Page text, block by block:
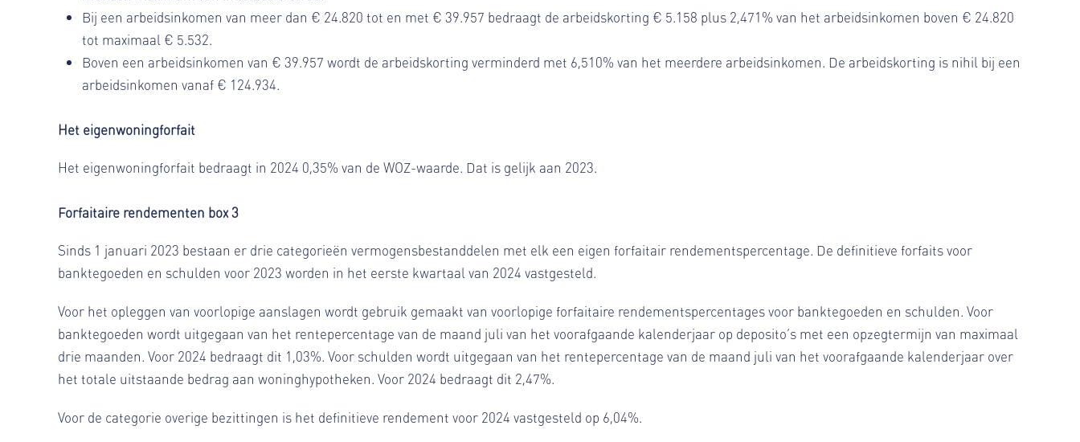
Bij een arbeidsinkomen van meer dan € 24.820 tot en met € 39.957 bedraagt de arbeidskorting € 5.158 plus 2,471% van het arbeidsinkomen boven € 24.820
tot maximaal € 5.532.
Boven een arbeidsinkomen van € 39.957 wordt de arbeidskorting verminderd met 6,510% van het meerdere arbeidsinkomen. De arbeidskorting is nihil bij een
arbeidsinkomen vanaf € 124.934.
Het eigenwoningforfait
Het eigenwoningforfait bedraagt in 2024 0,35% van de WOZ-waarde. Dat is gelijk aan 2023.
Forfaitaire rendementen box 3
Sinds 1 januari 2023 bestaan er drie categorieën vermogensbestanddelen met elk een eigen forfaitair rendementspercentage. De definitieve forfaits voor
banktegoeden en schulden voor 2023 worden in het eerste kwartaal van 2024 vastgesteld.
Voor het opleggen van voorlopige aanslagen wordt gebruik gemaakt van voorlopige forfaitaire rendementspercentages voor banktegoeden en schulden. Voor
banktegoeden wordt uitgegaan van het rentepercentage van de maand juli van het voorafgaande kalenderjaar op deposito’s met een opzegtermijn van maximaal
drie maanden. Voor 2024 bedraagt dit 1,03%. Voor schulden wordt uitgegaan van het rentepercentage van de maand juli van het voorafgaande kalenderjaar over
het totale uitstaande bedrag aan woninghypotheken. Voor 2024 bedraagt dit 2,47%.
Voor de categorie overige bezittingen is het definitieve rendement voor 2024 vastgesteld op 6,04%.